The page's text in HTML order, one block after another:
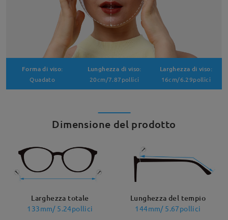
Forma di viso:
Quadato
Lunghezza di viso:
20cm/7.87pollici
Larghezza di viso:
16cm/6.29pollici
Dimensione del prodotto
Larghezza totale
133mm/ 5.24pollici
Lunghezza del tempio
144mm/ 5.67pollici